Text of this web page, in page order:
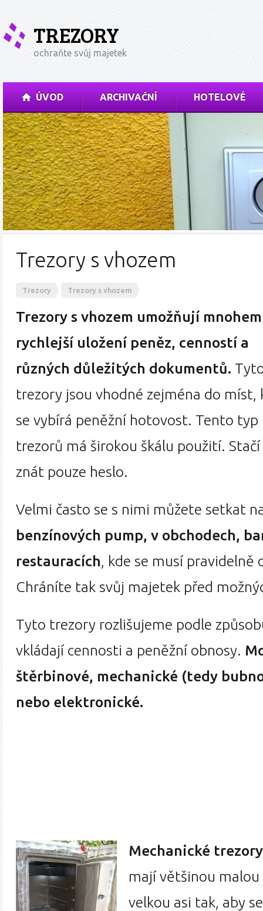
TREZORY
ochraňte svůj majetek
ÚVOD ARCHIVAČNÍ HOTELOVÉ
Trezory s vhozem
Trezory Trezory s vhozem
Trezory s vhozem umožňují mnohem
rychlejší uložení peněz, cenností a
různých důležitých dokumentů.
trezory jsou vhodné zejména do míst,
se vybírá peněžní hotovost. Tento typ
trezorů má širokou škálu použití.
znát pouze heslo.
Velmi často se s nimi můžete setkat
benzínových pump, v obchodech,
restauracích, kde se musí
Chráníte tak svůj majetek před
Tyto trezory rozlišujeme podle
vkládají cennosti a peněžní obnosy.
štěrbinové, mechanické (tedy
nebo elektronické.
Mechanické trezory
mají většinou
velkou asi tak, aby